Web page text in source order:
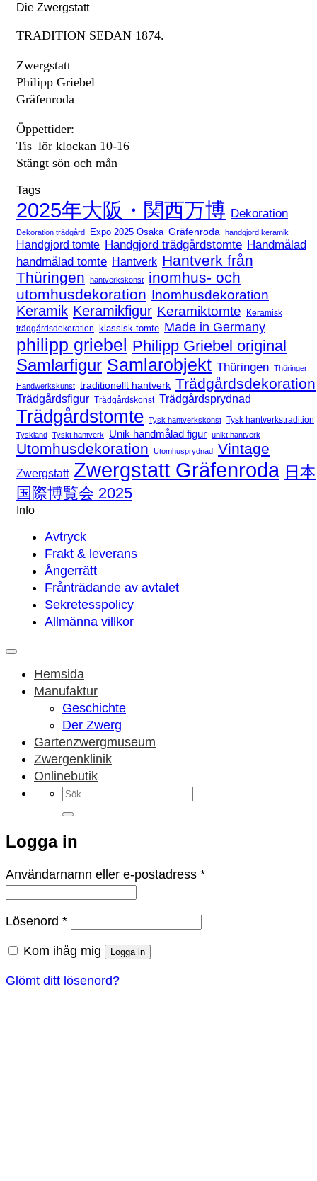
Die Zwergstatt
TRADITION SEDAN 1874.
Zwergstatt
Philipp Griebel
Gräfenroda
Öppettider:
Tis–lör klockan 10-16
Stängt sön och mån
Tags
2025年大阪・関西万博 Dekoration
Dekoration trädgård Expo 2025 Osaka Gräfenroda handgjord keramik
Handgjord tomte Handgjord trädgårdstomte Handmålad
handmålad tomte Hantverk Hantverk från
Thüringen
hantverkskonst
inomhus- och
utomhusdekoration Inomhusdekoration
Keramik Keramikfigur Keramiktomte
Keramisk
trädgårdsdekoration klassisk tomte Made in Germany
philipp griebel Philipp Griebel original
Samlarfigur Samlarobjekt Thüringen Thüringer
Handwerkskunst traditionellt hantverk Trädgårdsdekoration
Trädgårdsfigur Trädgårdskonst Trädgårdsprydnad
Trädgårdstomte Tysk hantverkskonst Tysk hantverkstradition
Tyskland Tyskt hantverk Unik handmålad figur unikt hantverk
Utomhusdekoration Utomhusprydnad Vintage
Zwergstatt Zwergstatt Gräfenroda 日本
国際博覧会 2025
Info
Avtryck
Frakt & leverans
Ångerrätt
Frånträdande av avtalet
Sekretesspolicy
Allmänna villkor
Hemsida
Manufaktur
Geschichte
Der Zwerg
Gartenzwergmuseum
Zwergenklinik
Onlinebutik
Sök
efter:
Logga in
Användarnamn eller e-postadress *Obligatoriskt
Lösenord *Obligatoriskt
Kom ihåg mig Logga in
Glömt ditt lösenord?